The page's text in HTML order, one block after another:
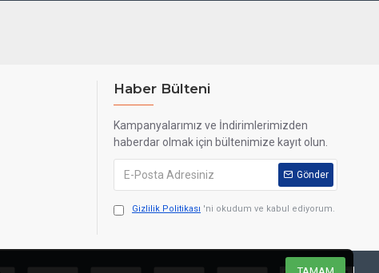
Haber Bülteni
Kampanyalarımız ve İndirimlerimizden
haberdar olmak için bültenimize kayıt olun.
Gönder
Gizlilik Politikası 'ni okudum ve kabul ediyorum.